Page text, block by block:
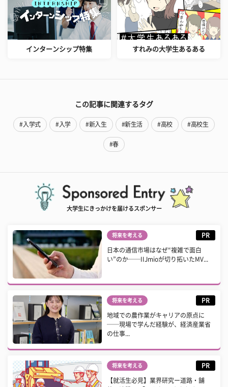
インターンシップ特集 すれみの大学生あるある
この記事に関連するタグ
#入学式 #入学 #新入生 #新生活 #高校 #高校生
#春
大学生にきっかけを届けるスポンサー
将来を考える PR
日本の通信市場はなぜ“複雑で面白
い”のか──IIJmioが切り拓いたMV...
将来を考える PR
地域での農作業がキャリアの原点に
──現場で学んだ経験が、経済産業省
の仕事...
将来を考える PR
【就活生必見】業界研究ー道路・舗